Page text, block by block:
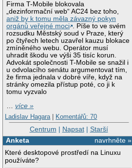
Firma T-Mobile blokovala
„dezinformační web“ AC24 bez toho,
aniž by k tomu měla závazný pokyn
orgánů veřejné moci . Píše to ve svém
rozsudku Městský soud v Praze, který
po čtyřech letech uzavřel kauzu blokace
zmíněného webu. Operátor musí
uhradit škodu ve výši 35 tisíc korun.
Advokát společnosti T-Mobile se snažil i
u odvolacího senátu argumentovat tím,
že firma jednala v dobré víře, když na
stránky omezila přístup poté, co ji k
tomu vyzvalo
…více »
Ladislav Hagara | Komentářů: 70
Centrum | Napsat| Starší
navrhněte »
Anketa
Které desktopové prostředí na Linuxu
používáte?